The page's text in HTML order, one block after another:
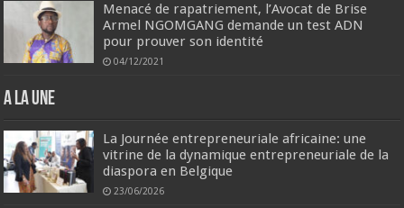
Menacé de rapatriement, l’Avocat de Brise
Armel NGOMGANG demande un test ADN
pour prouver son identité
04/12/2021
A la une
La Journée entrepreneuriale africaine: une
vitrine de la dynamique entrepreneuriale de la
diaspora en Belgique
23/06/2026